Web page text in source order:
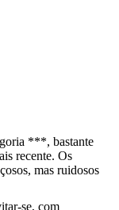
***, bastante
recente. Os
mas ruidosos
se, com